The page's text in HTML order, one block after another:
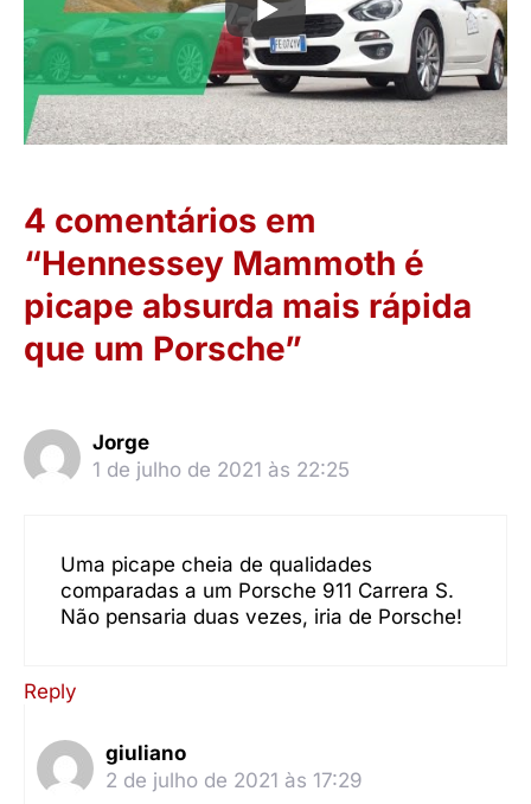
4 comentários em
“Hennessey Mammoth é
picape absurda mais rápida
que um Porsche”
Jorge
1 de julho de 2021 às 22:25
Uma picape cheia de qualidades
comparadas a um Porsche 911 Carrera S.
Não pensaria duas vezes, iria de Porsche!
Reply
giuliano
2 de julho de 2021 às 17:29